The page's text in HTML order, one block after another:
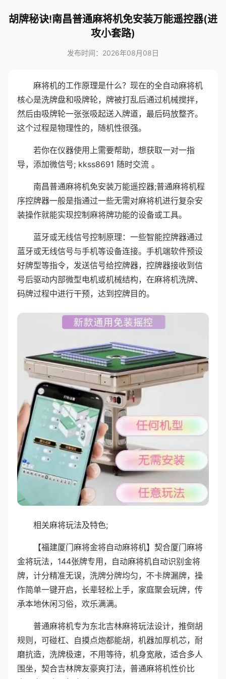
胡牌秘诀!南昌普通麻将机免安装万能遥控器(进
攻小套路)
发布时间：2026年08月08日
麻将机的工作原理是什么？现在的全自动麻将机
核心是洗牌盘和吸牌轮，牌被打乱后通过机械搅拌，
然后由吸牌轮一张张吸起送入牌道，最后码放整齐。
这个过程是物理性的，随机性很强。
若你在仪器使用上需要帮助，想获取一对一指
导，添加微信号; kkss8691 随时交流 。
南昌普通麻将机免安装万能遥控器;普通麻将机程
序控牌器一般是指通过一些无需对麻将机进行复杂安
装操作就能实现控制麻将牌功能的设备或工具。
蓝牙或无线信号控制原理：一些智能控牌器通过
蓝牙或无线信号与手机等设备连接。手机端软件预设
好牌型等指令，发送信号给控牌器，控牌器接收到信
号后驱动内部微型电机或机械结构，在麻将机洗牌、
码牌过程中进行干预，达到控牌目的。
相关麻将玩法及特色;
【福建厦门麻将金将自动麻将机】契合厦门麻将
金将玩法，144张牌专用，自动麻将机自动识别金将
牌，计分精准无误，洗牌分牌均匀，不卡牌漏牌，操
作简单一键开启，长辈轻松上手，家庭聚会玩牌，传
承本地休闲习俗，欢乐满满。
普通麻将机专为东北吉林麻将玩法设计，推倒胡
规则，可碰杠、自摸点炮都能胡，机器加厚机芯，耐
磨抗造，洗牌极速，不用等待，机身宽敞，适合多人
围坐，契合吉林牌友豪爽打法，普通麻将机性价比